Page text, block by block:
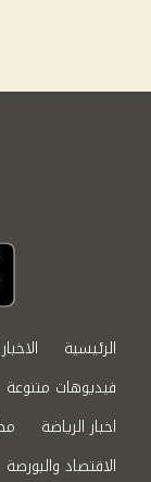
الرئيسية
فيديوهات متنوعة
اخبار الرياضة
الاقتصاد والبورصة